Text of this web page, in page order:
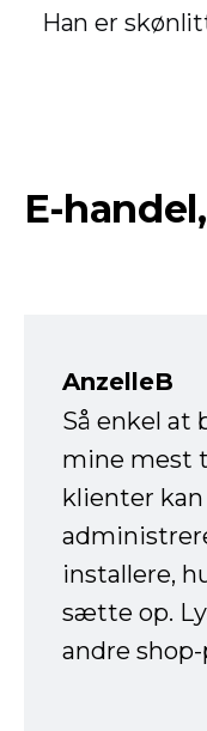
Han er
E-
AnzelleB
Så enkel at
mine mest
klienter kan
installere,
sætte op.
andre